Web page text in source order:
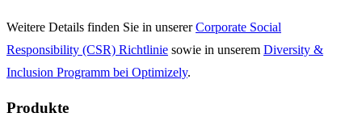
Weitere Details finden Sie in unsererCorporate Social
Responsibility (CSR) Richtlinie sowie in unserem Diversity &
Inclusion Programm bei Optimizely.
Produkte